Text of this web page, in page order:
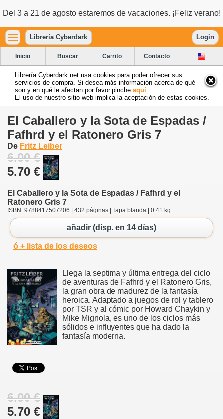
Del 3 a 21 de agosto estaremos de vacaciones. ¡Feliz verano!
Librería Cyberdark Login
Inicio Buscar Carrito Contacto
Librería Cyberdark.net usa cookies para poder ofrecer sus
servicios de compra. Si desea más información acerca de qué
son y en qué le afectan por favor pinche aquí
El uso de nuestro sitio web implica la aceptación de estas cookies.
El Caballero y la Sota de Espadas /
Fafhrd y el Ratonero Gris 7
De Fritz Leiber
6.00 €
5.70 €
El Caballero y la Sota de Espadas / Fafhrd y el
Ratonero Gris 7
ISBN: 9788417507206 | 432 páginas | Tapa blanda | 0.41 kg
añadir (disp. en 14 días)
ó + lista de los deseos
Llega la septima y última entrega del ciclo
de aventuras de Fafhrd y el Ratonero Gris,
la gran obra de madurez de la fantasía
heroica. Adaptado a juegos de rol y tablero
por TSR y al cómic por Howard Chaykin y
Mike Mignola, es uno de los ciclos más
sólidos e influyentes que ha dado la
fantasía moderna.
6.00 €
5.70 €